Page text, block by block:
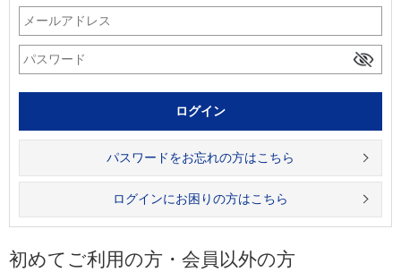
パスワードをお忘れの方はこちら
ログインにお困りの方はこちら
初めてご利用の方・会員以外の方